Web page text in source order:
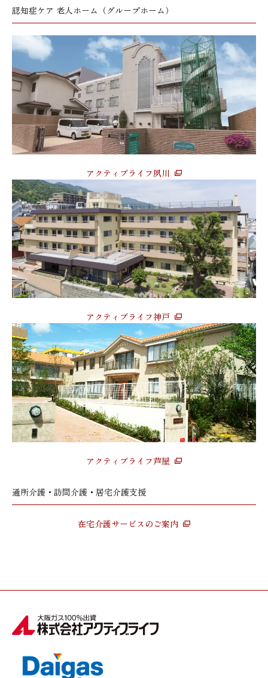
認知症ケア 老人ホーム（グループホーム）
アクティブライフ夙川
アクティブライフ神戸
アクティブライフ芦屋
通所介護・訪問介護・居宅介護支援
在宅介護サービスのご案内